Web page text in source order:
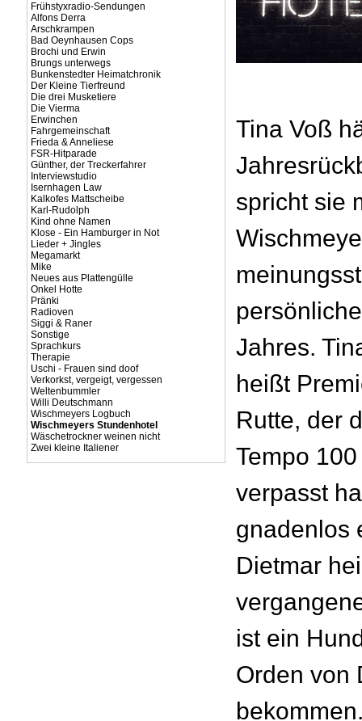
Frühstyxradio-Sendungen
Alfons Derra
Arschkrampen
Bad Oeynhausen Cops
Brochi und Erwin
Brungs unterwegs
Bunkenstedter Heimatchronik
Der Kleine Tierfreund
Die drei Musketiere
Die Vierma
Erwinchen
Fahrgemeinschaft
Frieda & Anneliese
FSR-Hitparade
Günther, der Treckerfahrer
Interviewstudio
Isernhagen Law
Kalkofes Mattscheibe
Karl-Rudolph
Kind ohne Namen
Klose - Ein Hamburger in Not
Lieder + Jingles
Megamarkt
Mike
Neues aus Plattengülle
Onkel Hotte
Pränki
Radioven
Siggi & Raner
Sonstige
Sprachkurs
Therapie
Uschi - Frauen sind doof
Verkorkst, vergeigt, vergessen
Weltenbummler
Willi Deutschmann
Wischmeyers Logbuch
Wischmeyers Stundenhotel
Wäschetrockner weinen nicht
Zwei kleine Italiener
Tina Voß
spricht sie
Jahres.
heißt
Rutte, der
Tempo
verpasst
gnadenlos
Dietmar
ist ein
Orden von